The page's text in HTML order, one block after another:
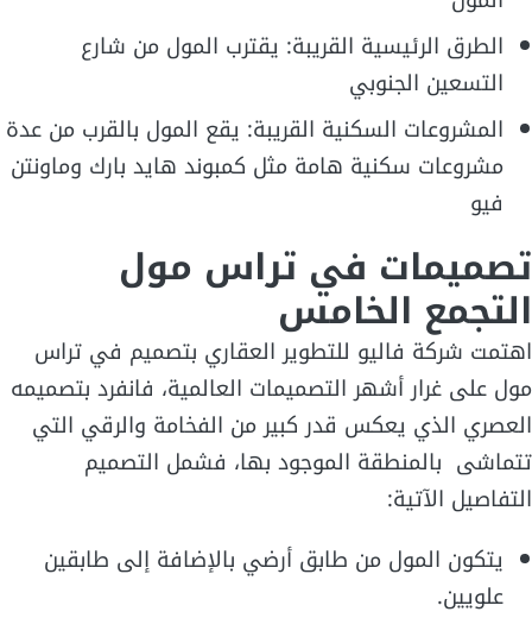
الطرق الرئيسية القريبة: يقترب المول من شارع
التسعين الجنوبي
المشروعات السكنية القريبة: يقع المول بالقرب من عدة
مشروعات سكنية هامة مثل كمبوند هايد بارك وماونتن
فيو
تصميمات في تراس مول
التجمع الخامس
اهتمت شركة فاليو للتطوير العقاري بتصميم في تراس
مول على غرار أشهر التصميمات العالمية، فانفرد بتصميمه
العصري الذي يعكس قدر كبير من الفخامة والرقي التي
تتماشى بالمنطقة الموجود بها، فشمل التصميم
التفاصيل الآتية:
يتكون المول من طابق أرضي بالإضافة إلى طابقين
علويين.